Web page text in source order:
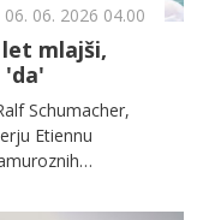
06. 06. 2026 04.00
mlajši,
'da'
Schumacher,
Etiennu